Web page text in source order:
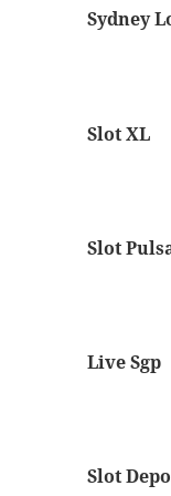
Sydney
Slot XL
Slot
Live Sgp
Slot